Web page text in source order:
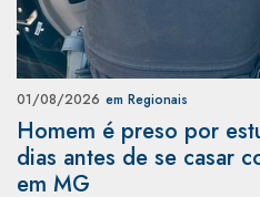
01/08/2026 em Regionais
Homem é preso por
dias antes de se casar
em MG